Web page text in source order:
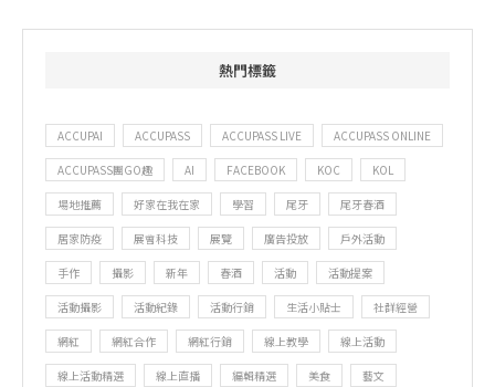
熱門標籤
ACCUPAI ACCUPASS ACCUPASS LIVE ACCUPASS ONLINE
ACCUPASS團GO趣 AI FACEBOOK KOC KOL
場地推薦 好家在我在家 學習 尾牙 尾牙春酒
居家防疫 展會科技 展覽 廣告投放 戶外活動
手作 攝影 新年 春酒 活動 活動提案
活動攝影 活動紀錄 活動行銷 生活小貼士 社群經營
網紅 網紅合作 網紅行銷 線上教學 線上活動
線上活動精選 線上直播 編輯精選 美食 藝文